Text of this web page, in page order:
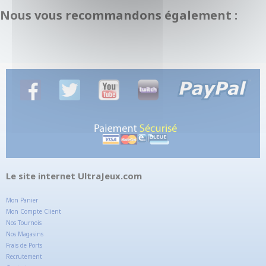
Nous vous recommandons également :
Le site internet UltraJeux.com
Mon Panier
Mon Compte Client
Nos Tournois
Nos Magasins
Frais de Ports
Recrutement